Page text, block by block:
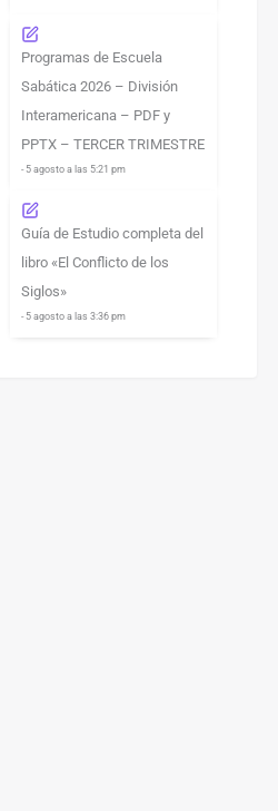
Programas de Escuela
Sabática 2026 – División
Interamericana – PDF y
PPTX – TERCER TRIMESTRE
- 5 agosto a las 5:21 pm
Guía de Estudio completa del
libro «El Conflicto de los
Siglos»
- 5 agosto a las 3:36 pm